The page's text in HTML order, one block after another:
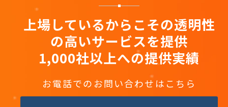
上場しているからこその透明性
の高いサービスを提供
1,000社以上への提供実績
お電話でのお問い合わせはこちら